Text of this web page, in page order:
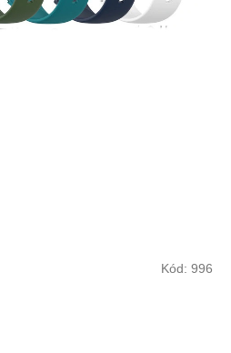
Kód: 996